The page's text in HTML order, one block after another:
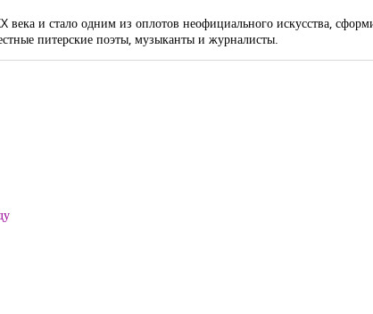
и стало одним из оплотов неофициального искусства,
питерские поэты, музыканты и журналисты.